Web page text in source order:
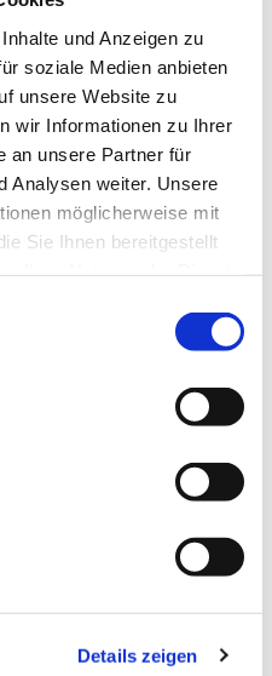
und Anzeigen zu
soziale Medien anbieten
unsere Website zu
wir Informationen zu Ihrer
an unsere Partner für
Analysen weiter. Unsere
möglicherweise mit
Sie Ihnen bereitgestellt
nicht alle Inhalte der
Sie Cookies ablehnen.
zum
Details zeigen
sandige Klippen am
Sie nochmals mit der
erreichen wieder ihren
Straße
Schotter
Pfad